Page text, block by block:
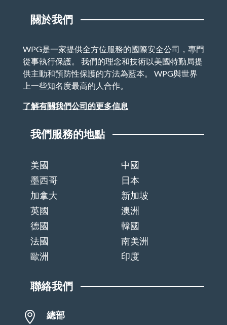
關於我們
WPG是一家提供全方位服務的國際安全公司，專門
從事執行保護。 我們的理念和技術以美國特勤局提
供主動和預防性保護的方法為藍本。 WPG與世界
上一些知名度最高的人合作。
了解有關我們公司的更多信息
我們服務的地點
美國
中國
墨西哥
日本
加拿大
新加坡
英國
澳洲
德國
韓國
法國
南美洲
歐洲
印度
聯絡我們
 總部